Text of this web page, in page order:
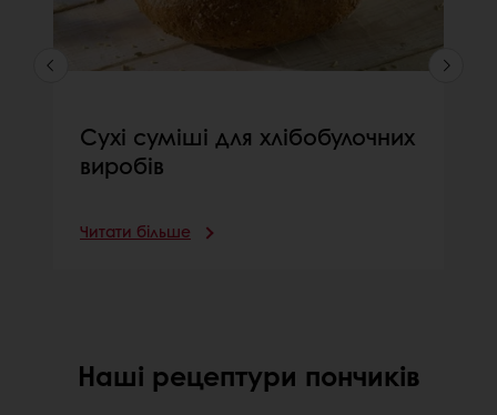
Сухі суміші для хлібобулочних
виробів
Читати більше
Наші рецептури пончиків